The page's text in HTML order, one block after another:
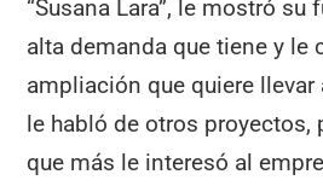
“Susana Lara”, le mostró
alta demanda que tiene y le
ampliación que quiere llevar
le habló de otros proyectos,
que más le interesó al